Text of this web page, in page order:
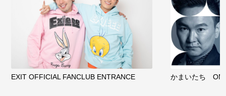
EXIT OFFICIAL FANCLUB ENTRANCE かまいたち